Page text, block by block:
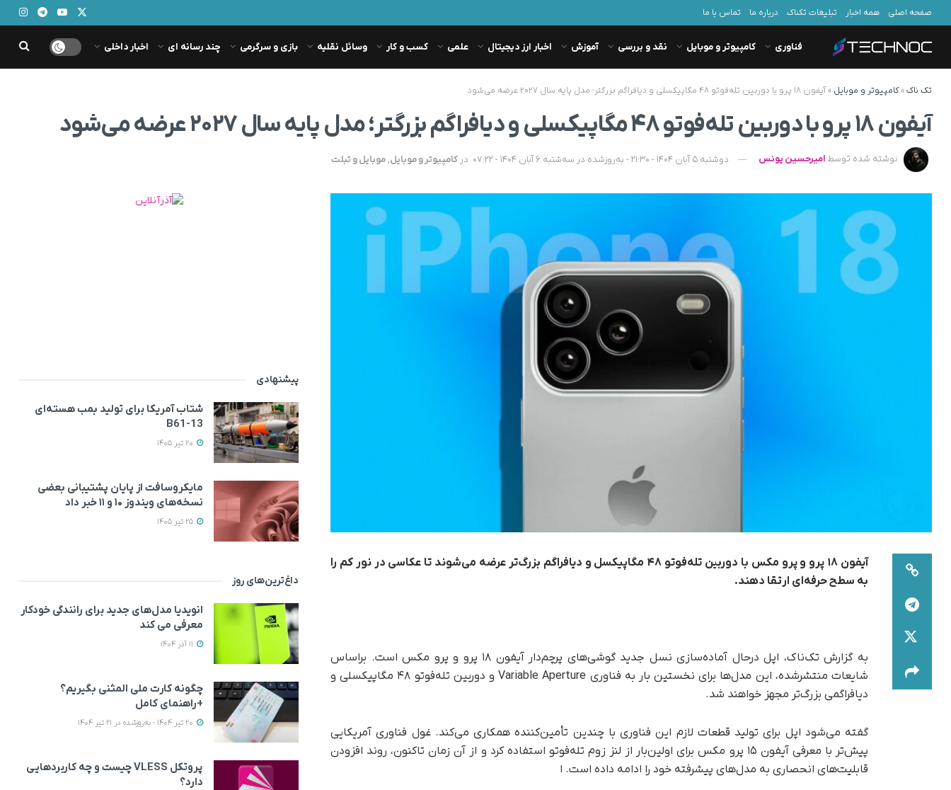
صفحه اصلی همه اخبار تبلیغات تکناک درباره ما تماس با ما
فناوری کامپیوتر و موبایل نقد و بررسی آموزش اخبار ارز دیجیتال علمی کسب و کار وسائل نقلیه بازی و سرگرمی چند رسانه ای اخبار داخلی
تک ناک»کامپیوتر و موبایل » آیفون ۱۸ پرو با دوربین تله‌فوتو ۴۸ مگاپیکسلی و دیافراگم بزرگتر؛ مدل پایه سال ۲۰۲۷ عرضه می‌شود
آیفون ۱۸ پرو با دوربین تله‌فوتو ۴۸ مگاپیکسلی و دیافراگم بزرگتر؛ مدل پایه سال ۲۰۲۷ عرضه می‌شود
نوشته شده توسط امیرحسین یونس دوشنبه 5 آبان 1404 - 21:30 - به‌روزشده در سه‌شنبه 6 آبان 1404 - 07:22 در کامپیوتر و موبایل,موبایل و تبلت
آیفون ۱۸ پرو و پرو مکس با دوربین تله‌فوتو ۴۸ مگاپیکسل و دیافراگم بزرگ‌تر عرضه می‌شوند تا عکاسی در نور کم را
به سطح حرفه‌ای ارتقا دهند.
به گزارش تک‌ناک، اپل درحال آماده‌سازی نسل جدید گوشی‌های پرچم‌دار آیفون ۱۸ پرو و پرو مکس است. بر‌اساس
شایعات منتشرشده، این مدل‌ها برای نخستین بار به فناوری Variable Aperture و دوربین تله‌فوتو ۴۸ مگاپیکسلی و
دیافراگمی بزرگ‌تر مجهز خواهند شد.
گفته می‌شود اپل برای تولید قطعات لازم این فناوری با چندین تأمین‌کننده همکاری می‌کند. غول فناوری آمریکایی
پیش‌تر با معرفی آیفون ۱۵ پرو مکس برای اولین‌بار از لنز زوم تله‌فوتو استفاده کرد و از آن زمان تاکنون، روند افزودن
قابلیت‌های انحصاری به مدل‌های پیشرفته خود را ادامه داده است. ا
پیشنهادی
شتاب آمریکا برای تولید بمب هسته‌ای
B61-13
مایکروسافت از پایان پشتیبانی بعضی
نسخه‌های ویندوز ۱۰ و ۱۱ خبر داد
داغ‌ترین‌های روز
انویدیا مدل‌های جدید برای رانندگی خودکار
معرفی می کند
چگونه کارت ملی المثنی بگیریم؟
+راهنمای کامل
پروتکل VLESS چیست و چه کاربردهایی
دارد؟